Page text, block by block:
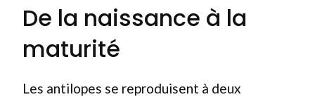
De la naissance à la
maturité
Les antilopes se reproduisent à deux